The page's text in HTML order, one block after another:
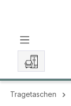
Tragetaschen